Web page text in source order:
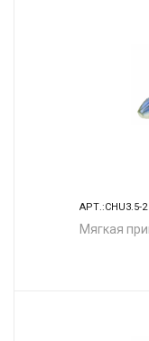
АРТ.:CHU3.5-2
Мягкая